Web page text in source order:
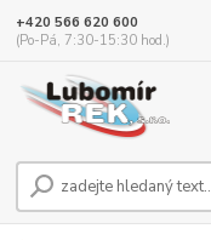
+420 566 620 600
(Po-Pá, 7:30-15:30 hod.)